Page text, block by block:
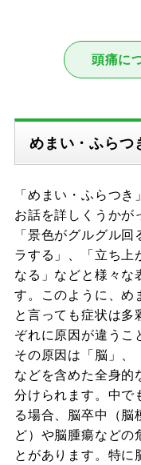
頭痛に
めまい・ふらつ
「めまい・ふらつ
お話を詳しくうかが
「景色がグルグル回
ラする」、「立ち上
なる」などと様々な
す。このように、め
と言っても症状は多
ぞれに原因が違うこ
その原因は「脳」、
などを含めた全身的
分けられます。中で
る場合、脳卒中（脳
ど）や脳腫瘍などの
とがあります。特に